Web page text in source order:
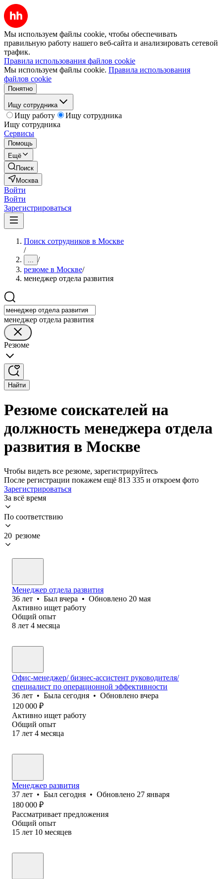
Мы используем файлы cookie, чтобы обеспечивать
правильную работу нашего веб-сайта и анализировать сетевой
трафик.
Правила использования файлов cookie
Мы используем файлы cookie. Правила использования
файлов cookie
Понятно
Ищу сотрудника
Ищу работу
Ищу сотрудника
Ищу сотрудника
Сервисы
Помощь
Ещё
Поиск
Москва
Войти
Войти
Зарегистрироваться
Поиск сотрудников в Москве
/
... /
резюме в Москве/
менеджер отдела развития
менеджер отдела развития
Резюме
Найти
Резюме соискателей на
должность менеджера отдела
развития в Москве
Чтобы видеть все резюме, зарегистрируйтесь
После регистрации покажем ещё 813 335 и откроем фото
Зарегистрироваться
За всё время
По соответствию
20 резюме
Менеджер отдела развития
36 лет • Был вчера • Обновлено 20 мая
Активно ищет работу
Общий опыт
8 лет 4 месяца
Офис-менеджер/ бизнес-ассистент руководителя/
специалист по операционной эффективности
36 лет • Была сегодня • Обновлено вчера
120 000 ₽
Активно ищет работу
Общий опыт
17 лет 4 месяца
Менеджер развития
37 лет • Был сегодня • Обновлено 27 января
180 000 ₽
Рассматривает предложения
Общий опыт
15 лет 10 месяцев